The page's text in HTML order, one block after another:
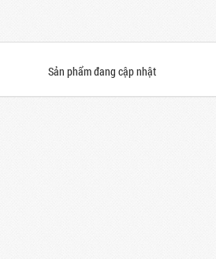
Sản phẩm đang cập nhật